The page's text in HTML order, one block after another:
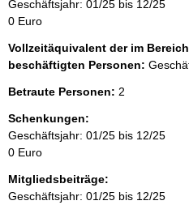
Geschäftsjahr: 01/25 bis 12/25
0 Euro
Vollzeitäquivalent der im
beschäftigten Personen:
Betraute Personen: 2
Schenkungen:
Geschäftsjahr: 01/25 bis 12/25
0 Euro
Mitgliedsbeiträge:
Geschäftsjahr: 01/25 bis 12/25